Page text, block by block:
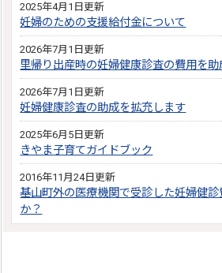
2025年4月1日更新
妊婦のための支援給付金について
2026年7月1日更新
里帰り出産時の妊婦健康診査の費用を
2026年7月1日更新
妊婦健康診査の助成を拡充します
2025年6月5日更新
きやま子育てガイドブック
2016年11月24日更新
基山町外の医療機関で受診した妊婦健
か？